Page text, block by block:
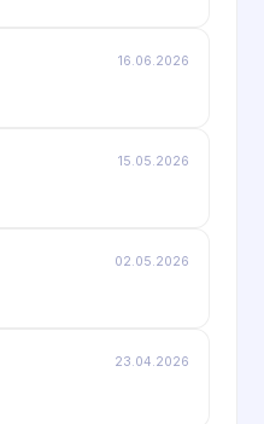
16.06.2026
15.05.2026
02.05.2026
23.04.2026